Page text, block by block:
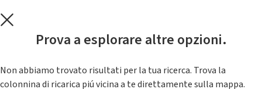
Prova a esplorare altre opzioni.
Non abbiamo trovato risultati per la tua ricerca. Trova la
colonnina di ricarica piú vicina a te direttamente sulla mappa.